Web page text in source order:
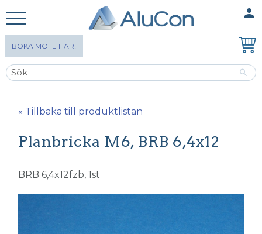
person
BOKA MÖTE HÄR!
« Tillbaka till produktlistan
Planbricka M6, BRB 6,4x12
BRB 6,4x12fzb, 1st